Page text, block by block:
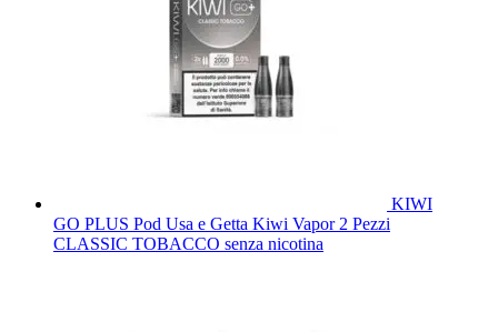
KIWI
GO PLUS Pod Usa e Getta Kiwi Vapor 2 Pezzi
CLASSIC TOBACCO senza nicotina